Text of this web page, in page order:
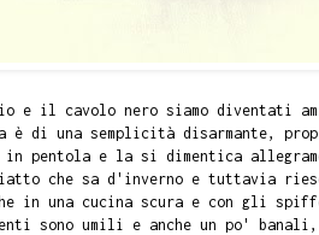
io e il cavolo nero siamo diventati
è di una semplicità disarmante,
pentola e la si dimentica
che sa d'inverno e tuttavia
in una cucina scura e con gli
sono umili e anche un po'